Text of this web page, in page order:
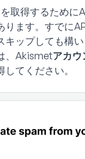
取得するために
ります。すでに
キップしても構
Akismetアカウ
てください。